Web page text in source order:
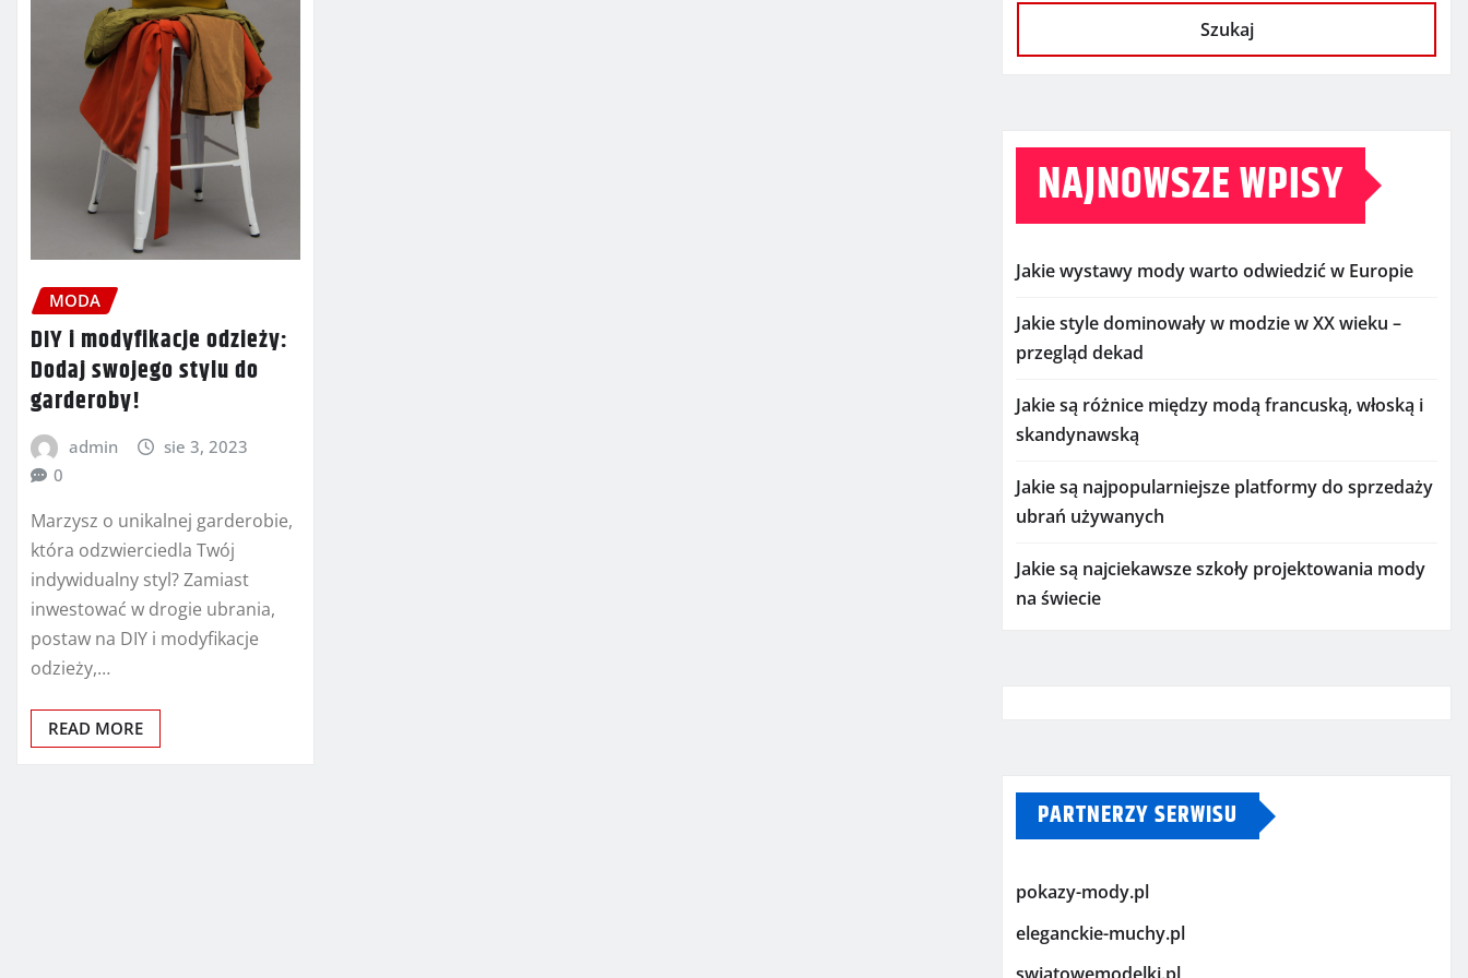
MODA
DIY i modyfikacje odzieży:
Dodaj swojego stylu do
garderoby!
admin
sie 3, 2023
0
Marzysz o unikalnej garderobie,
która odzwierciedla Twój
indywidualny styl? Zamiast
inwestować w drogie ubrania,
postaw na DIY i modyfikacje
odzieży,…
READ MORE
Szukaj
NAJNOWSZE WPISY
Jakie wystawy mody warto odwiedzić w Europie
Jakie style dominowały w modzie w XX wieku –
przegląd dekad
Jakie są różnice między modą francuską, włoską i
skandynawską
Jakie są najpopularniejsze platformy do sprzedaży
ubrań używanych
Jakie są najciekawsze szkoły projektowania mody
na świecie
PARTNERZY SERWISU
pokazy-mody.pl
eleganckie-muchy.pl